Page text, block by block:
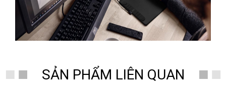
SẢN PHẨM LIÊN QUAN